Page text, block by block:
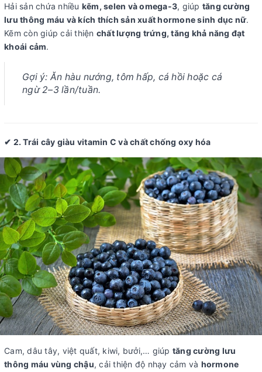
Hải sản chứa nhiều kẽm, selen và omega-3, giúp tăng cường
lưu thông máu và kích thích sản xuất hormone sinh dục nữ.
Kẽm còn giúp cải thiện chất lượng trứng, tăng khả năng đạt
khoái cảm.
Gợi ý: Ăn hàu nướng, tôm hấp, cá hồi hoặc cá
ngừ 2–3 lần/tuần.
✔ 2. Trái cây giàu vitamin C và chất chống oxy hóa
Cam, dâu tây, việt quất, kiwi, bưởi,… giúp tăng cường lưu
thông máu vùng chậu, cải thiện độ nhạy cảm và hormone